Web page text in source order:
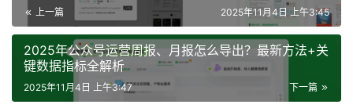
上一篇 2025年11月4日 上午3:45
2025年公众号运营周报、月报怎么导出？最新方法+关
键数据指标全解析
下一篇
2025年11月4日 上午3:47